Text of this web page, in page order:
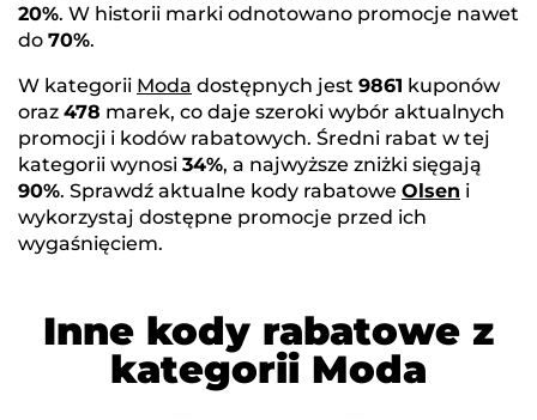
20%. W historii marki odnotowano promocje nawet
do 70%.
W kategorii Moda dostępnych jest 9861 kuponów
oraz 478 marek, co daje szeroki wybór aktualnych
promocji i kodów rabatowych. Średni rabat w tej
kategorii wynosi 34%, a najwyższe zniżki sięgają
90%. Sprawdź aktualne kody rabatowe Olsen i
wykorzystaj dostępne promocje przed ich
wygaśnięciem.
Inne kody rabatowe z
kategorii Moda